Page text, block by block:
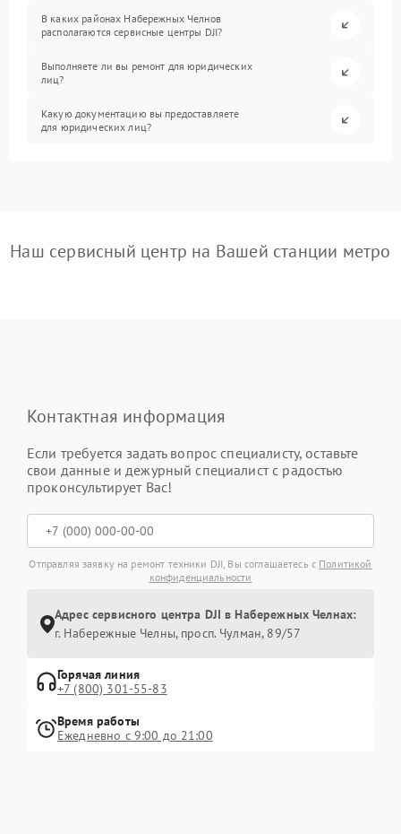
В каких районах Набережных Челнов
располагаются сервисные центры DJI?
Выполняете ли вы ремонт для юридических
лиц?
Какую документацию вы предоставляете
для юридических лиц?
Наш сервисный центр на Вашей станции метро
Контактная информация
Если требуется задать вопрос специалисту, оставьте
свои данные и дежурный специалист с радостью
проконсультирует Вас!
Отправляя заявку на ремонт техники DJI, Вы соглашаетесь с Политикой
конфиденциальности
Адрес сервисного центра DJI в Набережных Челнах:
г. Набережные Челны, просп. Чулман, 89/57
Горячая линия
+7 (800) 301-55-83
Время работы
Ежедневно с 9:00 до 21:00